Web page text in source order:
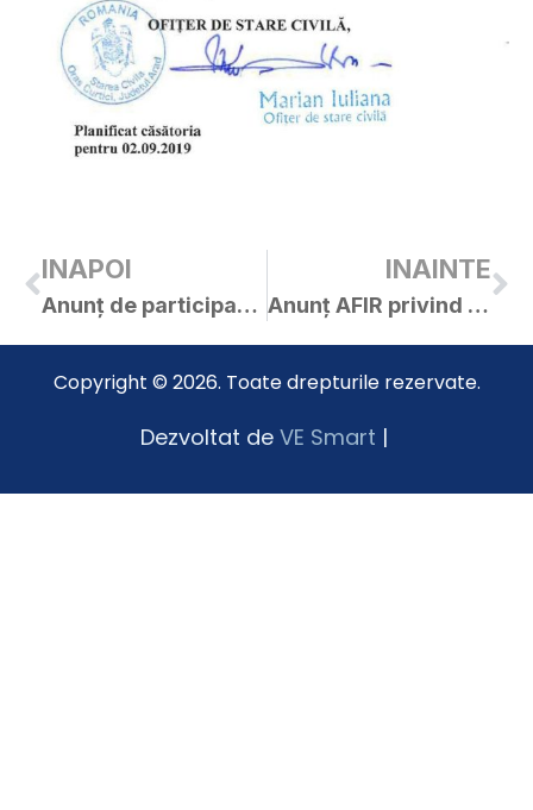
INAPOI
Anunț de participare și caiet de sarcini pentru achiziția de servicii de consultanță în domeniul achizițiilor în cadrul proiectului transfrontalier în cadrul programului INTERREG VA RO-HU 2014-2020
INAINTE
Anunț AFIR privind lansarea sesiunii de finanțare în sectorul pomicol
Copyright © 2026. Toate drepturile rezervate.
Dezvoltat de VE Smart |